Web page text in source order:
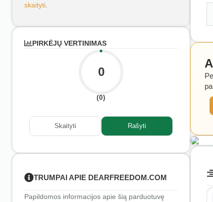
skaityti
PIRKĖJŲ VERTINIMAS
0
(0)
Skaityti Rašyti
TRUMPAI APIE DEARFREEDOM.COM
Papildomos informacijos apie šią parduotuvę